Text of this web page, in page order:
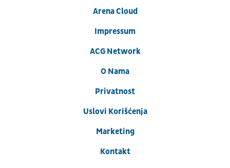
Arena Cloud
Impressum
ACG Network
O Nama
Privatnost
Uslovi Korišćenja
Marketing
Kontakt